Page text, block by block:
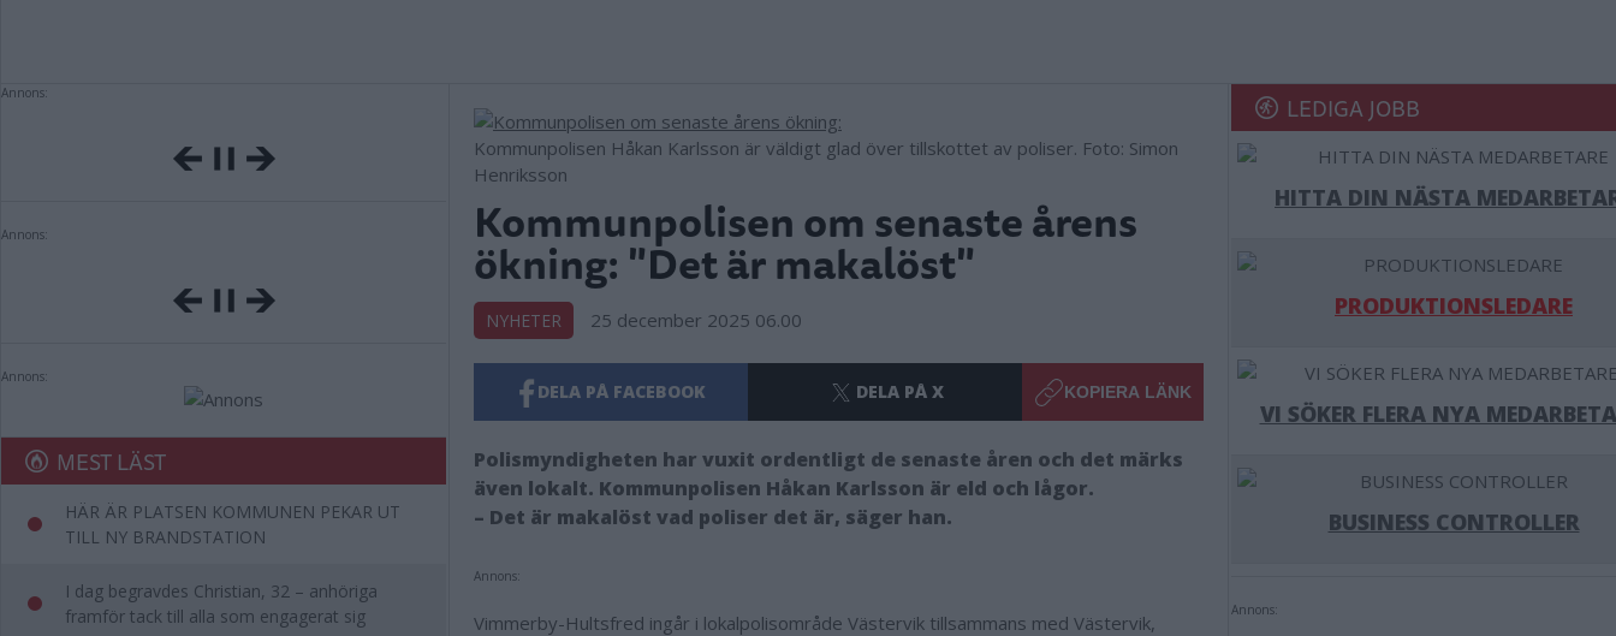
Annons:
Annons:
Annons:
MEST LÄST
HÄR ÄR PLATSEN KOMMUNEN PEKAR UT
TILL NY BRANDSTATION
I dag begravdes Christian, 32 – anhöriga
framför tack till alla som engagerat sig
Kommunpolisen Håkan Karlsson är väldigt glad över tillskottet av poliser. Foto: Simon
Henriksson
Kommunpolisen om senaste årens
ökning: "Det är makalöst"
NYHETER 25 december 2025 06.00
DELA PÅ FACEBOOK DELA PÅ X KOPIERA LÄNK
Polismyndigheten har vuxit ordentligt de senaste åren och det märks
även lokalt. Kommunpolisen Håkan Karlsson är eld och lågor.
– Det är makalöst vad poliser det är, säger han.
Annons:
Vimmerby-Hultsfred ingår i lokalpolisområde Västervik tillsammans med Västervik,
LEDIGA JOBB
HITTA DIN NÄSTA
PRODUKTIONSLEDARE
VI SÖKER FLERA NYA
BUSINESS CONTROLLER
Annons: